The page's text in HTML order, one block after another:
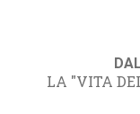
LA "VITA